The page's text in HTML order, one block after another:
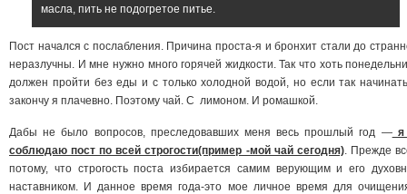
масла, пить не подогретое питье.
Пост начался с послабления. Причина проста-я и бронхит стали до
неразлучны. И мне нужно много горячей жидкости. Так что хоть
должен пройти без еды и с только холодной водой, но если так
закончу я плачевно. Поэтому чай. С лимоном. И ромашкой.
Дабы не было вопросов, преследовавших меня весь прошлый год —я
соблюдаю пост по всей строгости(пример -мой чай сегодня). Прежде
потому, что строгость поста избирается самим верующим и его
наставником. И данное время года-это мое личное время для